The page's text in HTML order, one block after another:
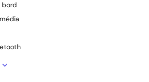
Stop
avant et arrière
clé